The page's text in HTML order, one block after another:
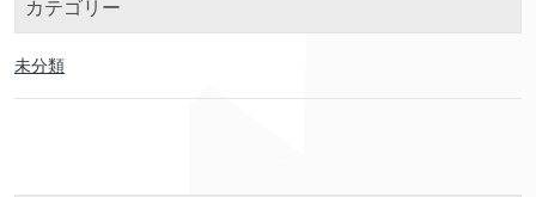
カテゴリー
未分類